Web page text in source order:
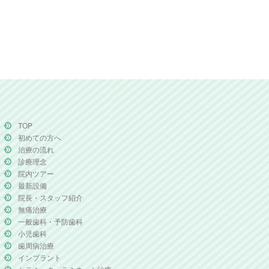
TOP
初めての方へ
治療の流れ
診療理念
院内ツアー
最新設備
院長・スタッフ紹介
無痛治療
一般歯科・予防歯科
小児歯科
歯周病治療
インプラント